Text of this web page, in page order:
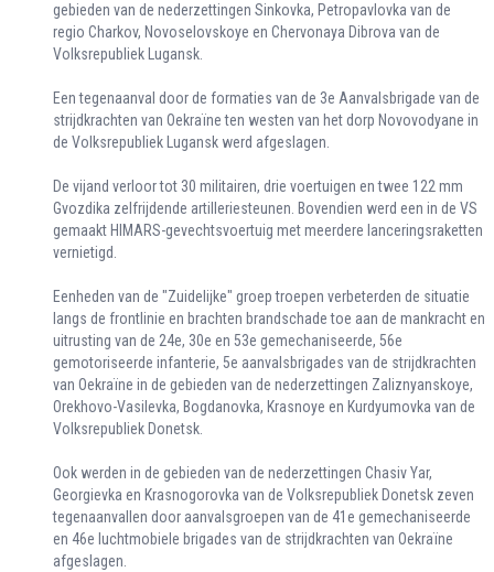
gebieden van de nederzettingen Sinkovka, Petropavlovka van de
regio Charkov, Novoselovskoye en Chervonaya Dibrova van de
Volksrepubliek Lugansk.
Een tegenaanval door de formaties van de 3e Aanvalsbrigade van de
strijdkrachten van Oekraïne ten westen van het dorp Novovodyane in
de Volksrepubliek Lugansk werd afgeslagen.
De vijand verloor tot 30 militairen, drie voertuigen en twee 122 mm
Gvozdika zelfrijdende artilleriesteunen. Bovendien werd een in de VS
gemaakt HIMARS-gevechtsvoertuig met meerdere lanceringsraketten
vernietigd.
Eenheden van de "Zuidelijke" groep troepen verbeterden de situatie
langs de frontlinie en brachten brandschade toe aan de mankracht en
uitrusting van de 24e, 30e en 53e gemechaniseerde, 56e
gemotoriseerde infanterie, 5e aanvalsbrigades van de strijdkrachten
van Oekraïne in de gebieden van de nederzettingen Zaliznyanskoye,
Orekhovo-Vasilevka, Bogdanovka, Krasnoye en Kurdyumovka van de
Volksrepubliek Donetsk.
Ook werden in de gebieden van de nederzettingen Chasiv Yar,
Georgievka en Krasnogorovka van de Volksrepubliek Donetsk zeven
tegenaanvallen door aanvalsgroepen van de 41e gemechaniseerde
en 46e luchtmobiele brigades van de strijdkrachten van Oekraïne
afgeslagen.